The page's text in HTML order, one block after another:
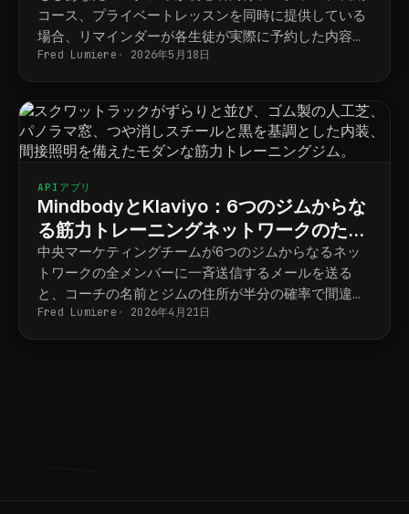
コース、プライベートレッスンを同時に提供している
場合、リマインダーが各生徒が実際に予約した内容と
最終的に一致するようにするには、以下の手順を踏む
必要があります。
Fred Lumiere 2026年5月18日
APIアプリ
MindbodyとKlaviyo：6つのジムからな
る筋力トレーニングネットワークのため
の拠点別マーケティング
中央マーケティングチームが6つのジムからなるネッ
トワークの全メンバーに一斉送信するメールを送る
と、コーチの名前とジムの住所が半分の確率で間違っ
てしまう。
Fred Lumiere 2026年4月21日